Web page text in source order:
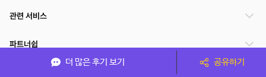
더 많은 후기 보기 공유하기
관련 서비스
파트너쉽